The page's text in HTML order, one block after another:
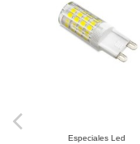
Especiales Led